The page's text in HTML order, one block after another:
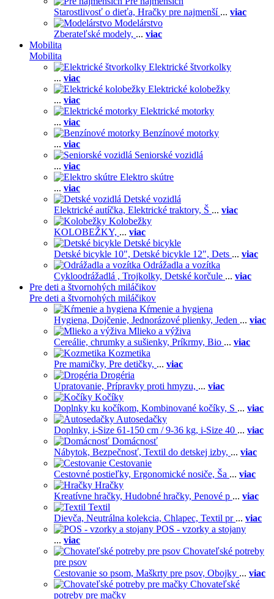
Starostlivosť o dieťa, Hračky pre najmenší ... viac
Modelárstvo
Zberateľské modely, ... viac
Mobilita
Mobilita
Elektrické štvorkolky
... viac
Elektrické kolobežky
... viac
Elektrické motorky
... viac
Benzínové motorky
... viac
Seniorské vozidlá
... viac
Elektro skútre
... viac
Detské vozidlá
Elektrické autíčka, Elektrické traktory, Š ... viac
Kolobežky
KOLOBEŽKY, ... viac
Detské bicykle
Detské bicykle 10", Detské bicykle 12", Dets ... viac
Odrážadla a vozítka
Cykloodrážadlá , Trojkolky, Detské korčule ... viac
Pre deti a štvornohých miláčikov
Pre deti a štvornohých miláčikov
Kŕmenie a hygiena
Hygiena, Dojčenie, Jednorázové plienky, Jeden ... viac
Mlieko a výživa
Cereálie, chrumky a sušienky, Príkrmy, Bio ... viac
Kozmetika
Pre mamičky, Pre detičky, ... viac
Drogéria
Upratovanie, Prípravky proti hmyzu, ... viac
Kočíky
Doplnky ku kočíkom, Kombinované kočíky, S ... viac
Autosedačky
Doplnky, i-Size 61-150 cm / 9-36 kg, i-Size 40 ... viac
Domácnosť
Nábytok, Bezpečnosť, Textil do detskej izby, ... viac
Cestovanie
Cestovné postieľky, Ergonomické nosiče, Ša ... viac
Hračky
Kreatívne hračky, Hudobné hračky, Penové p ... viac
Textil
Dievča, Neutrálna kolekcia, Chlapec, Textil pr ... viac
POS - vzorky a stojany
... viac
Chovateľské potreby
pre psov
Cestovanie so psom, Maškrty pre psov, Obojky ... viac
Chovateľské
potreby pre mačky